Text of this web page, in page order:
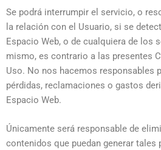
Se podrá interrumpir el servicio, o
la relación con el Usuario, si se
Espacio Web, o de cualquiera de los
mismo, es contrario a las presentes
Uso. No nos hacemos responsables
pérdidas, reclamaciones o gastos
Espacio Web.
Únicamente será responsable de
contenidos que puedan generar tales